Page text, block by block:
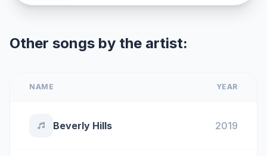
Other songs by the artist:
NAME YEAR
Beverly Hills 2019